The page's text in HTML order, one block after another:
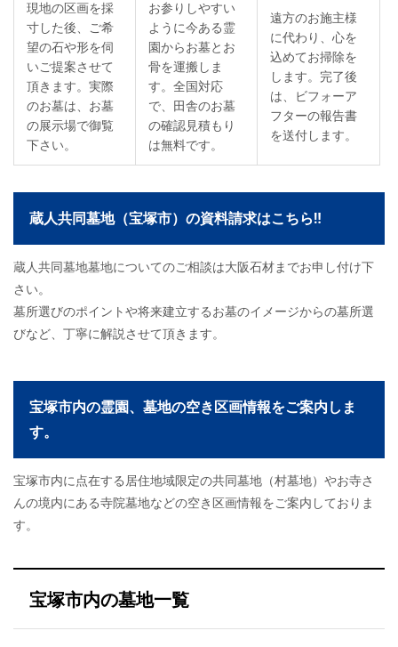
現地の区画を採
寸した後、ご希
望の石や形を伺
いご提案させて
頂きます。実際
のお墓は、お墓
の展示場で御覧
下さい。
お参りしやすい
ように今ある霊
園からお墓とお
骨を運搬しま
す。全国対応
で、田舎のお墓
の確認見積もり
は無料です。
遠方のお施主様
に代わり、心を
込めてお掃除を
します。完了後
は、ビフォーア
フターの報告書
を送付します。
蔵人共同墓地（宝塚市）の資料請求はこちら‼
蔵人共同墓地墓地についてのご相談は大阪石材までお申し付け下
さい。
墓所選びのポイントや将来建立するお墓のイメージからの墓所選
びなど、丁寧に解説させて頂きます。
宝塚市内の霊園、墓地の空き区画情報をご案内しま
す。
宝塚市内に点在する居住地域限定の共同墓地（村墓地）やお寺さ
んの境内にある寺院墓地などの空き区画情報をご案内しておりま
す。
宝塚市内の墓地一覧